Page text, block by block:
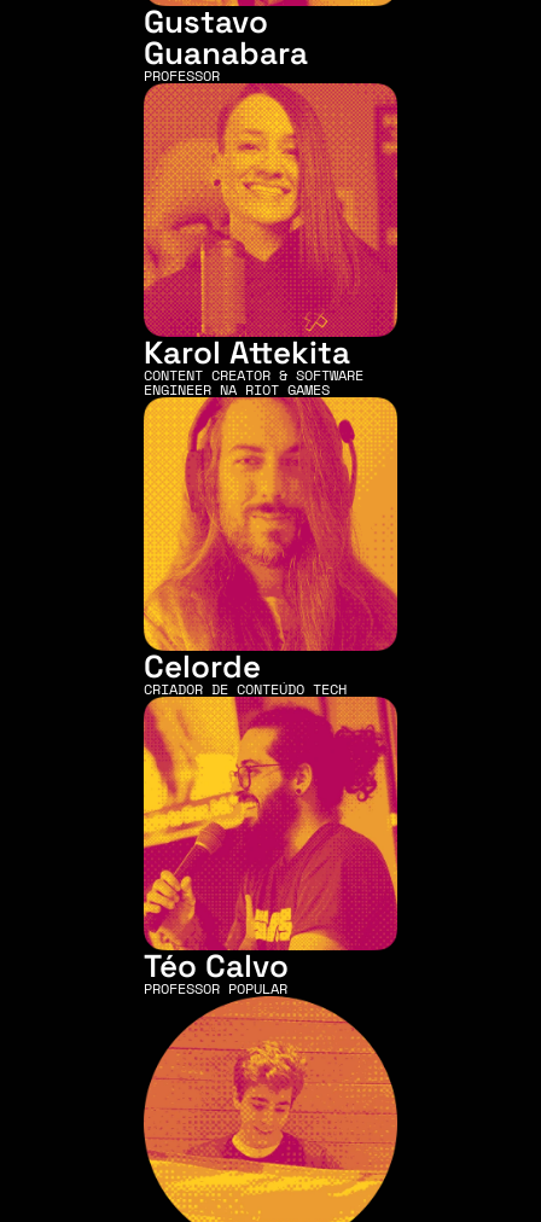
Gustavo
Guanabara
PROFESSOR
Karol Attekita
CONTENT CREATOR & SOFTWARE
ENGINEER NA RIOT GAMES
Celorde
CRIADOR DE CONTEÚDO TECH
Téo Calvo
PROFESSOR POPULAR